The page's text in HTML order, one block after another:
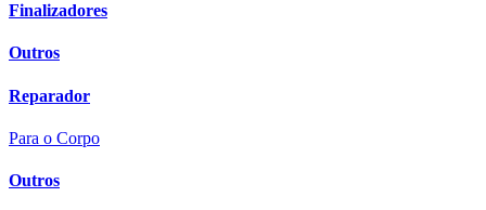
Finalizadores
Outros
Reparador
Para o Corpo
Outros